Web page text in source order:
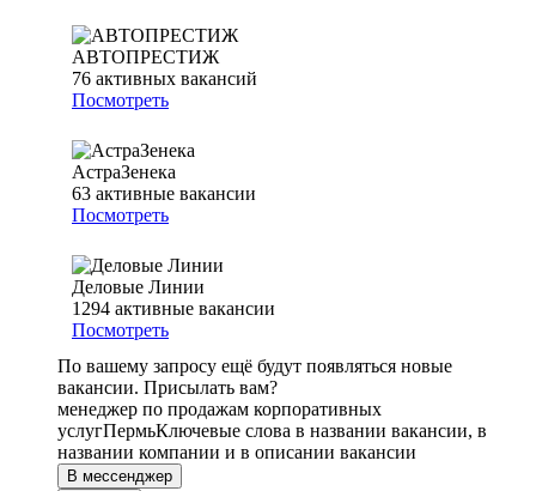
АВТОПРЕСТИЖ
76 активных вакансий
Посмотреть
АстраЗенека
63 активные вакансии
Посмотреть
Деловые Линии
1294 активные вакансии
Посмотреть
По вашему запросу ещё будут появляться новые
вакансии. Присылать вам?
менеджер по продажам корпоративных
услугПермьКлючевые слова в названии вакансии, в
названии компании и в описании вакансии
В мессенджер